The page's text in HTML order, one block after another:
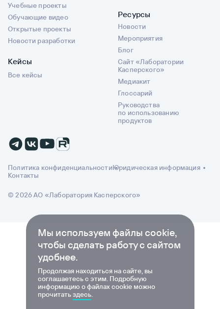
Учебные проекты
Обучающие видео
Открытые проекты
Новости разработки
Кейсы
Все кейсы
Ресурсы
Новости
Мероприятия
Блог
Сайт «Лаборатории
Касперского»
Медиакит
Глоссарий
Руководства
по использованию
продуктов
© 2026 АО «Лаборатория Касперского»
Политика конфиденциальностиЮридическая информация
Контакты
Мы используем файлы cookie,
чтобы сделать работу с сайтом
удобнее.
Продолжая находиться на сайте, вы
соглашаетесь с этим. Подробную
информацию о файлах cookie можно
прочитатьздесь.